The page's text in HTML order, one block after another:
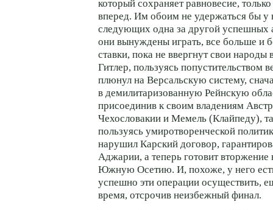
который сохраняет равновесие,
вперед. Им обоим не удержаться бы у
следующих одна за другой успешных
они вынуждены играть, все больше и
ставки, пока не ввергнут свои народы
Гитлер, пользуясь попустительством
плюнул на Версальскую систему,
в демилитаризованную Рейнскую
присоединив к своим владениям
Чехословакии и Мемель (Клайпеду),
пользуясь умиротворенческой
нарушил Карский договор,
Аджарии, а теперь готовит
Южную Осетию. И, похоже, у него
успешно эти операции осуществить,
время, отсрочив неизбежный финал.